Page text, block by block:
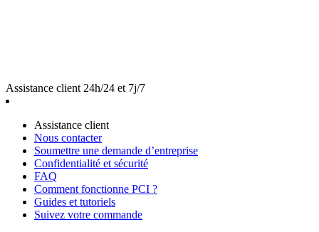
Assistance client 24h/24 et 7j/7
Assistance client
Nous contacter
Soumettre une demande d’entreprise
Confidentialité et sécurité
FAQ
Comment fonctionne PCI ?
Guides et tutoriels
Suivez votre commande